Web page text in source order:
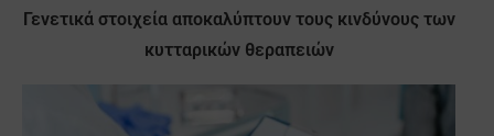
Γενετικά στοιχεία αποκαλύπτουν τους κινδύνους των
κυτταρικών θεραπειών